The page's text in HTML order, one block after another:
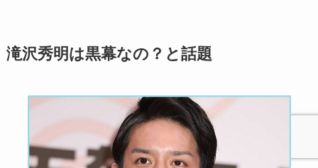
滝沢秀明は黒幕なの？と話題